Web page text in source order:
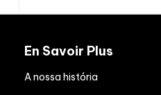
Brownie
En Savoir Plus
A nossa história